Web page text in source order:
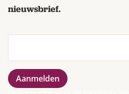
nieuwsbrief.